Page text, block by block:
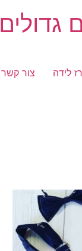
גדולים
לידה צור קשר